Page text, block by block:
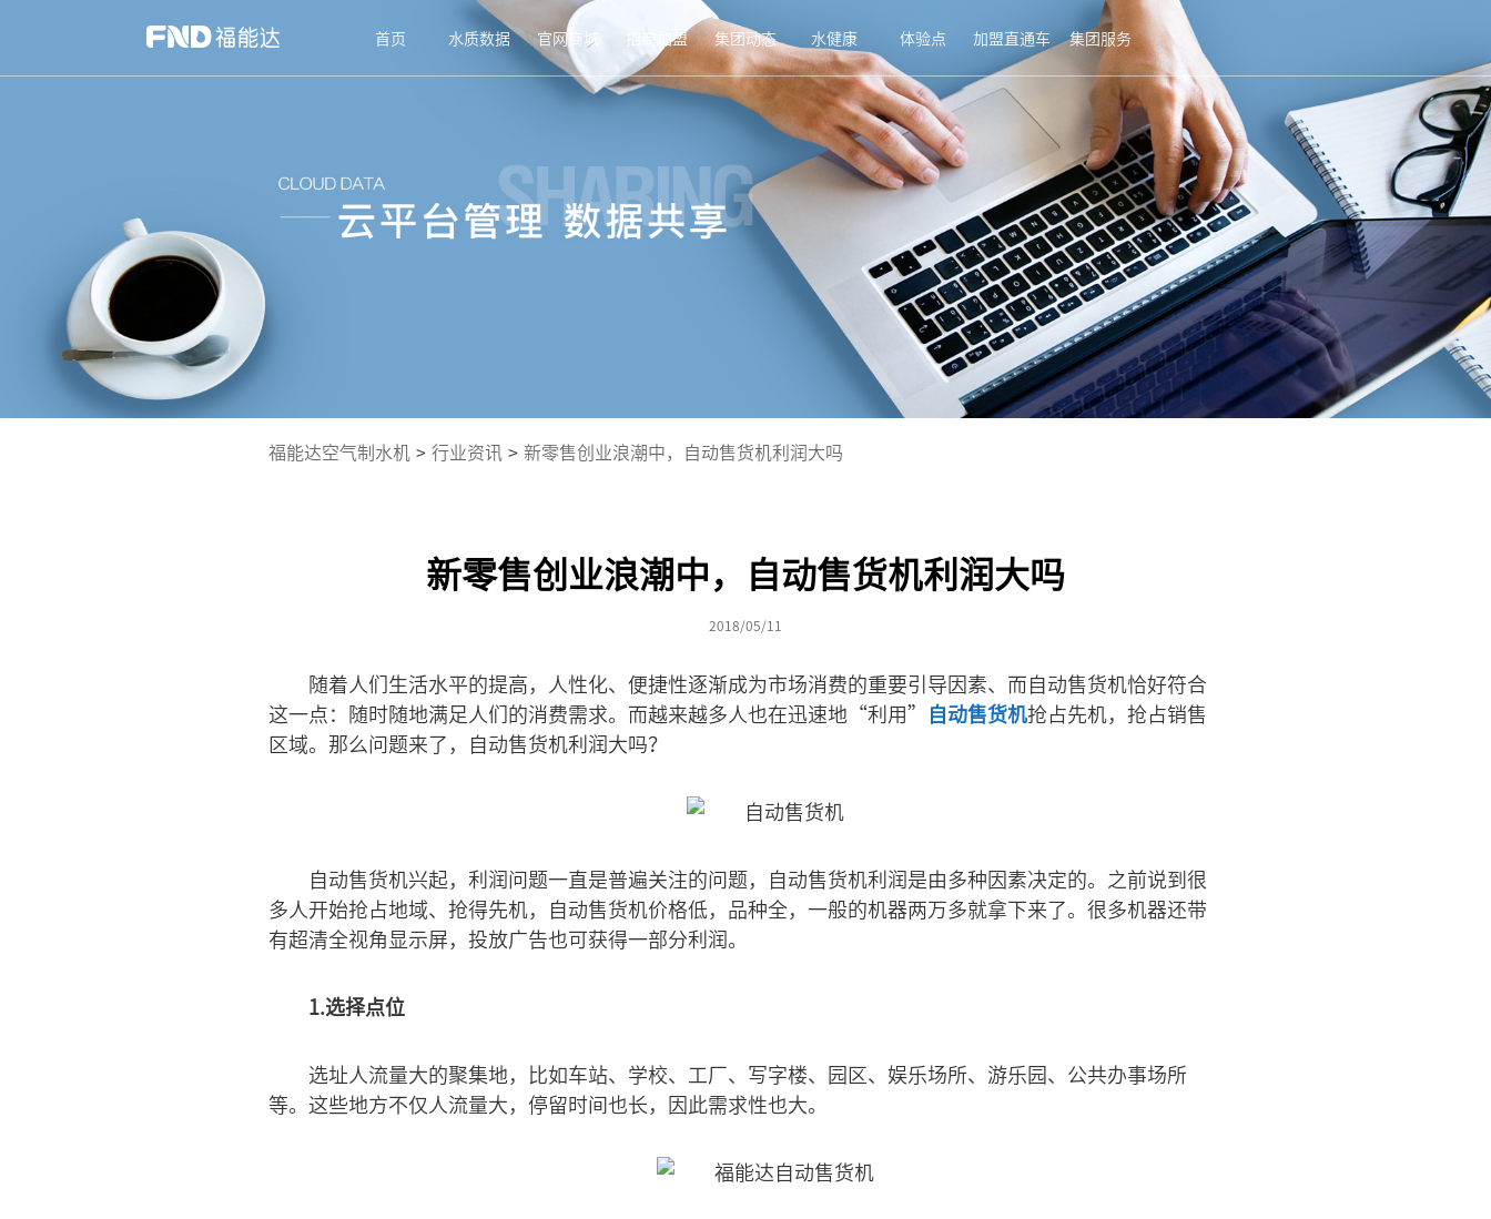
首页 水质数据 官网商城 招商加盟 集团动态 水健康 体验点 加盟直通车 集团服务
福能达空气制水机 > 行业资讯 > 新零售创业浪潮中，自动售货机利润大吗
新零售创业浪潮中，自动售货机利润大吗
2018/05/11
随着人们生活水平的提高，人性化、便捷性逐渐成为市场消费的重要引导因素、而自动售货机恰好符合
这一点：随时随地满足人们的消费需求。而越来越多人也在迅速地“利用” 自动售货机抢占先机，抢占销售
区域。那么问题来了，自动售货机利润大吗？
自动售货机兴起，利润问题一直是普遍关注的问题，自动售货机利润是由多种因素决定的。之前说到很
多人开始抢占地域、抢得先机，自动售货机价格低，品种全，一般的机器两万多就拿下来了。很多机器还带
有超清全视角显示屏，投放广告也可获得一部分利润。
1.选择点位
选址人流量大的聚集地，比如车站、学校、工厂、写字楼、园区、娱乐场所、游乐园、公共办事场所
等。这些地方不仅人流量大，停留时间也长，因此需求性也大。